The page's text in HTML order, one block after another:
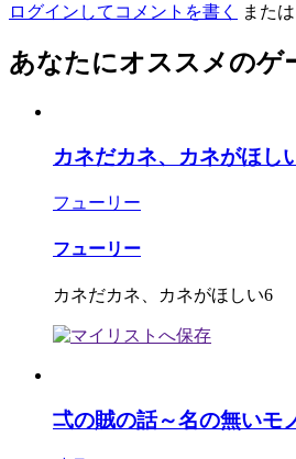
ログインしてコメントを書く または
あなたにオススメのゲ
カネだカネ、カネがほし
フューリー
フューリー
カネだカネ、カネがほしい6
弌の賊の話～名の無いモ